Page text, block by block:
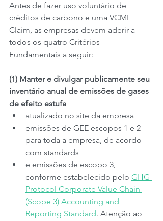
Antes de fazer uso voluntário de
créditos de carbono e uma VCMI
Claim, as empresas devem aderir a
todos os quatro Critérios
Fundamentais a seguir:
(1) Manter e divulgar publicamente seu
inventário anual de emissões de gases
de efeito estufa
atualizado no site da empresa
emissões de GEE escopos 1 e 2
para toda a empresa, de acordo
com standards
e emissões de escopo 3,
conforme estabelecido pelo GHG
Protocol Corporate Value Chain
(Scope 3) Accounting and
Reporting Standard. Atenção ao